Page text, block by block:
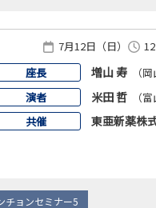
7月12日（日）
座長
増山 寿
（
演者
米田 哲
（
共催
東亜新薬株
チョンセミナー5